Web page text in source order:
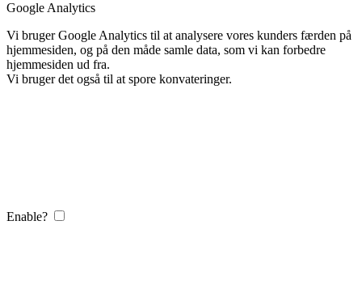
Google Analytics
Vi bruger Google Analytics til at analysere vores kunders færden på
hjemmesiden, og på den måde samle data, som vi kan forbedre
hjemmesiden ud fra.
Vi bruger det også til at spore konvateringer.
Enable?